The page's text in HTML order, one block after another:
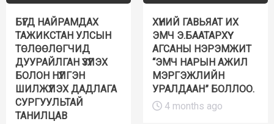
БҮГД НАЙРАМДАХ
ТАЖИКСТАН УЛСЫН
ТӨЛӨӨЛӨГЧИД
ДУУРАЙЛГАН ҮЗҮҮЛЭХ
БОЛОН НҮҮЛГЭН
ШИЛЖҮҮЛЭХ ДАДЛАГА
СУРГУУЛЬТАЙ
ТАНИЛЦАВ
ХҮНИЙ ГАВЬЯАТ ИХ
ЭМЧ Э.БААТАРХҮҮ
АГСАНЫ НЭРЭМЖИТ
“ЭМЧ НАРЫН АЖИЛ
МЭРГЭЖЛИЙН
УРАЛДААН” БОЛЛОО.
4 months ago